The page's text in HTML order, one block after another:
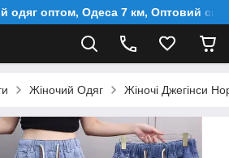
одяг оптом, Одеса 7 км, Оптовий
Жіночий Одяг Жіночі Джегінси